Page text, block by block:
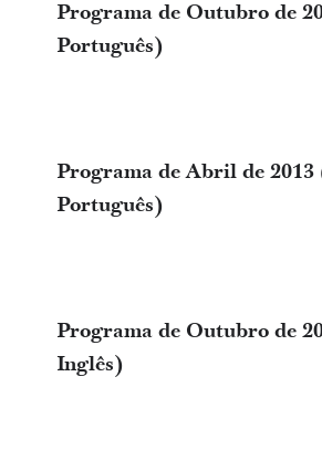
Programa de Outubro de
Português)
Programa de Abril de 2013
Português)
Programa de Outubro de
Inglês)